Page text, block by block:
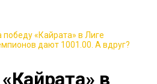
победу «Кайрата» в Лиге
дают 1001.00. А вдруг?
в